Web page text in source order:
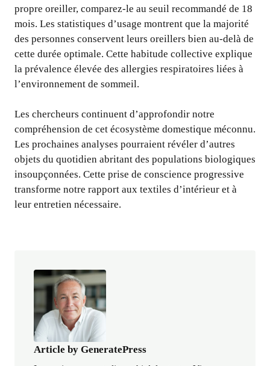
propre oreiller, comparez-le au seuil recommandé de 18
mois. Les statistiques d’usage montrent que la majorité
des personnes conservent leurs oreillers bien au-delà de
cette durée optimale. Cette habitude collective explique
la prévalence élevée des allergies respiratoires liées à
l’environnement de sommeil.
Les chercheurs continuent d’approfondir notre
compréhension de cet écosystème domestique méconnu.
Les prochaines analyses pourraient révéler d’autres
objets du quotidien abritant des populations biologiques
insoupçonnées. Cette prise de conscience progressive
transforme notre rapport aux textiles d’intérieur et à
leur entretien nécessaire.
Article by GeneratePress